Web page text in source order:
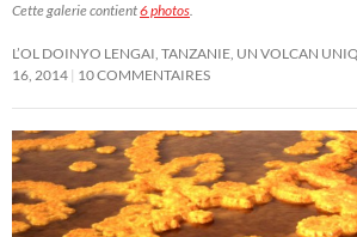
Cette galerie contient6 photos.
L’OL DOINYO LENGAI, TANZANIE, UN VOLCAN
16, 2014 10 COMMENTAIRES